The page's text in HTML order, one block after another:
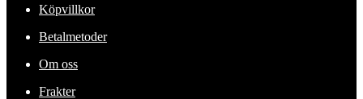
Köpvillkor
Betalmetoder
Om oss
Frakter